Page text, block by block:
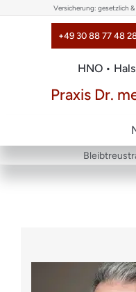
Versicherung: gesetzlich
HNO •
+49 30 88 77 48
Praxis Dr.
Home